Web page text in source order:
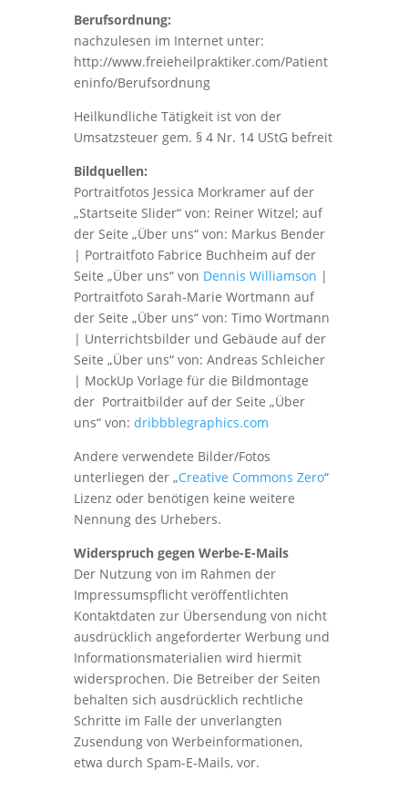
Berufsordnung:
nachzulesen im Internet unter:
http://www.freieheilpraktiker.com/Patient
eninfo/Berufsordnung
Heilkundliche Tätigkeit ist von der
Umsatzsteuer gem. § 4 Nr. 14 UStG befreit
Bildquellen:
Portraitfotos Jessica Morkramer auf der
„Startseite Slider“ von: Reiner Witzel; auf
der Seite „Über uns“ von: Markus Bender
| Portraitfoto Fabrice Buchheim auf der
Seite „Über uns“ von Dennis Williamson |
Portraitfoto Sarah-Marie Wortmann auf
der Seite „Über uns“ von: Timo Wortmann
| Unterrichtsbilder und Gebäude auf der
Seite „Über uns“ von: Andreas Schleicher
| MockUp Vorlage für die Bildmontage
der Portraitbilder auf der Seite „Über
uns“ von: dribbblegraphics.com
Andere verwendete Bilder/Fotos
unterliegen der „Creative Commons Zero“
Lizenz oder benötigen keine weitere
Nennung des Urhebers.
Widerspruch gegen Werbe-E-Mails
Der Nutzung von im Rahmen der
Impressumspflicht veröffentlichten
Kontaktdaten zur Übersendung von nicht
ausdrücklich angeforderter Werbung und
Informationsmaterialien wird hiermit
widersprochen. Die Betreiber der Seiten
behalten sich ausdrücklich rechtliche
Schritte im Falle der unverlangten
Zusendung von Werbeinformationen,
etwa durch Spam-E-Mails, vor.